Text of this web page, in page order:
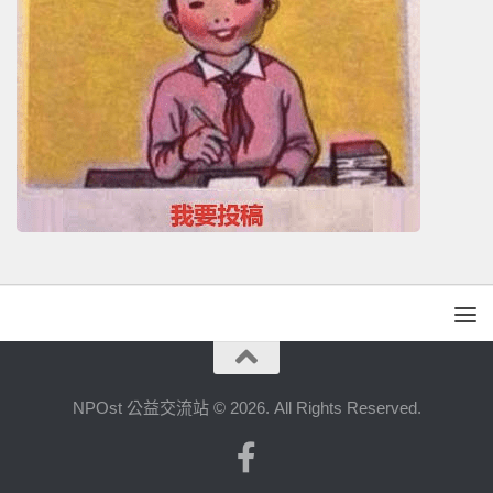
NPOst 公益交流站 © 2026. All Rights Reserved.